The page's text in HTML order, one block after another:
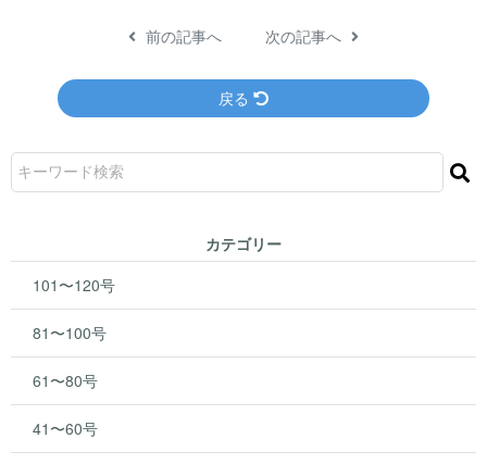
前の記事へ 次の記事へ
戻る
カテゴリー
101〜120号
81〜100号
61〜80号
41〜60号